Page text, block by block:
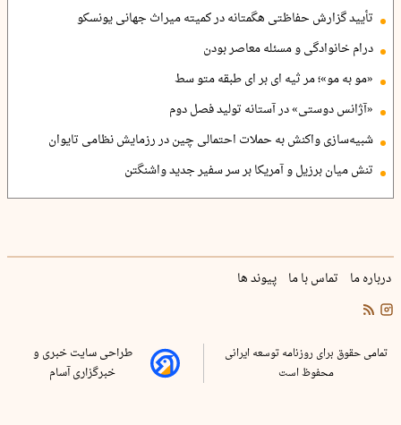
تأیید گزارش حفاظتی هگمتانه در کمیته میراث جهانی یونسکو
درام خانوادگی و مسئله معاصر بودن
«مو به مو»؛ مر ثیه ای بر ای طبقه متو سط
«آژانس دوستی» در آستانه تولید فصل دوم
شبیه‌سازی واکنش به حملات احتمالی چین در رزمایش نظامی تایوان
تنش میان برزیل و آمریکا بر سر سفیر جدید واشنگتن
درباره ما تماس با ما پیوند ها
تمامی حقوق برای روزنامه توسعه ایرانی
محفوظ است
طراحی سایت خبری و
خبرگزاری آسام